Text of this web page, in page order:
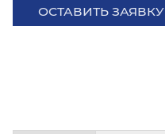
ОСТАВИТЬ ЗАЯВКУ